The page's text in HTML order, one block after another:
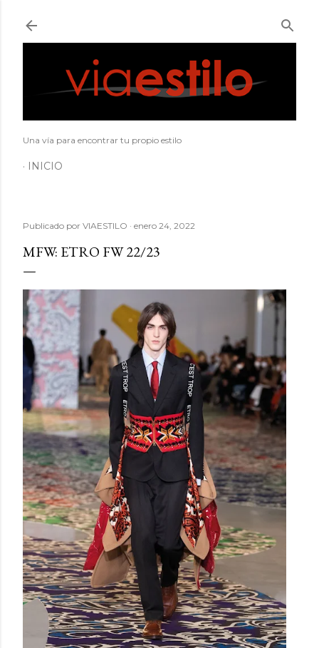
Una vía para encontrar tu propio estilo
INICIO
Publicado por VIAESTILO enero 24, 2022
MFW: ETRO FW 22/23